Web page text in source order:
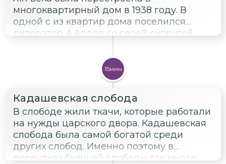
многоквартирный дом в 1938 году. В
одной с из квартир дома поселился
литератор А.Ардов со своей супругой
квартире подолгу жила у Ардовых
поэтесса Анна Ахматова.
15мин
Кадашевская слобода
В слободе жили ткачи, которые работали
на нужды царского двора. Кадашевская
слобода была самой богатой среди
других слобод. Именно поэтому в
переулках бывшей слободы так много